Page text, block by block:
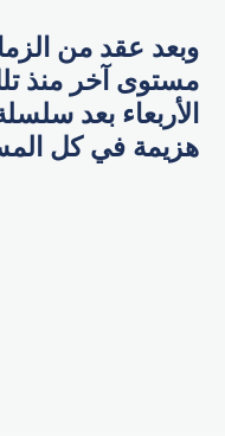
وبعد عقد من
مستوى آخر منذ
هزيمة في كل